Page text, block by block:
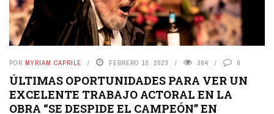
POR MYRIAM CAPRILE FEBRERO 10, 2023 364 0
ÚLTIMAS OPORTUNIDADES PARA VER UN
EXCELENTE TRABAJO ACTORAL EN LA
OBRA “SE DESPIDE EL CAMPEÓN” EN